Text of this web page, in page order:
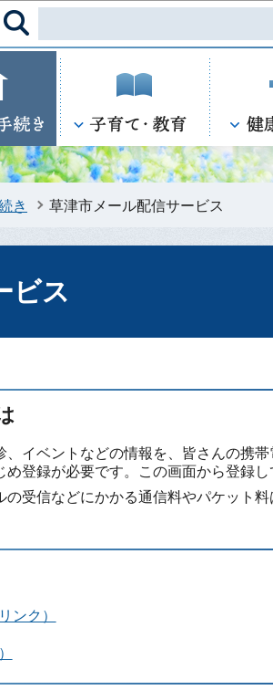
このページの
き 草津市メール配信サービス
ビス
イベントなどの情報を、皆さんの携
登録が必要です。この画面から登録し
受信などにかかる通信料やパケット
ンク）